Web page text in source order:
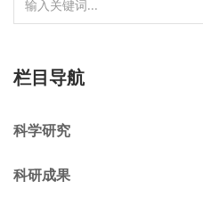
栏目导航
科学研究
科研成果